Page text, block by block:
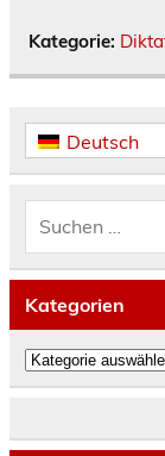
Kategorie:
Deutsch
Kategorien
Kategorien